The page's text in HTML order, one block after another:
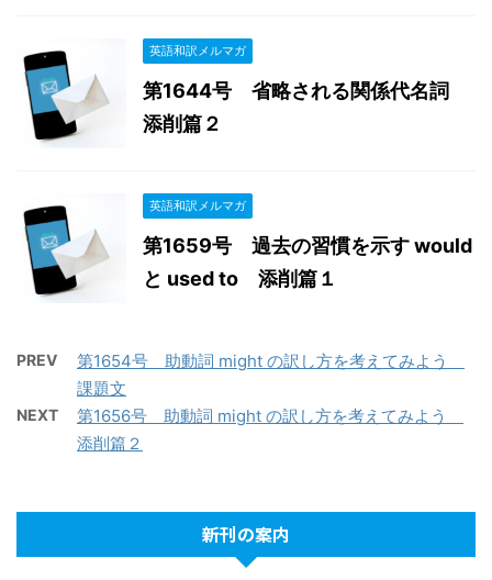
英語和訳メルマガ
第1644号 省略される関係代名詞
添削篇２
英語和訳メルマガ
第1659号 過去の習慣を示す would
と used to 添削篇１
PREV
第1654号 助動詞 might の訳し方を考えてみよう
課題文
NEXT
第1656号 助動詞 might の訳し方を考えてみよう
添削篇２
新刊の案内